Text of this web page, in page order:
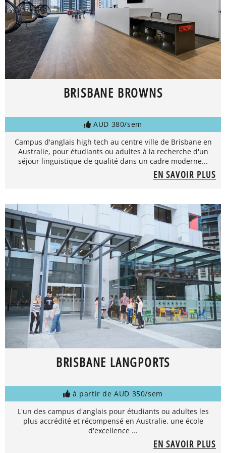
BRISBANE BROWNS
AUD 380/sem
Campus d'anglais high tech au centre ville de Brisbane en
Australie, pour étudiants ou adultes à la recherche d'un
séjour linguistique de qualité dans un cadre moderne...
EN SAVOIR PLUS
BRISBANE LANGPORTS
à partir de AUD 350/sem
L'un des campus d'anglais pour étudiants ou adultes les
plus accrédité et récompensé en Australie, une école
d'excellence ...
EN SAVOIR PLUS